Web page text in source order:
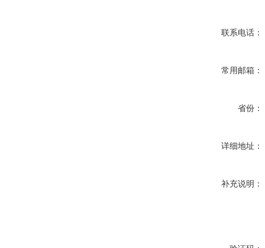
联系电话：
常用邮箱：
省份：
详细地址：
补充说明：